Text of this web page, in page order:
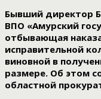
Бывший директор
ВПО «Амурский
отбывающая
исправительной
виновной в
размере. Об этом
областной